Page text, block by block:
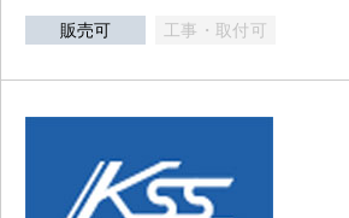
販売可 工事・取付可